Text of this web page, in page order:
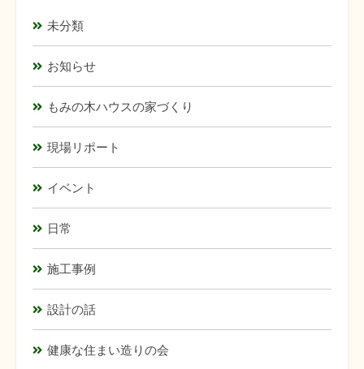
未分類
お知らせ
もみの木ハウスの家づくり
現場リポート
イベント
日常
施工事例
設計の話
健康な住まい造りの会